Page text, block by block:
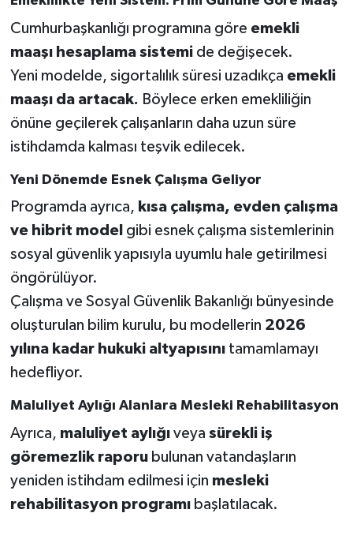
Cumhurbaşkanlığı programına göre emekli
maaşı hesaplama sistemide değişecek.
Yeni modelde, sigortalılık süresi uzadıkça emekli
maaşı da artacak. Böylece erken emekliliğin
önüne geçilerek çalışanların daha uzun süre
istihdamda kalması teşvik edilecek.
Yeni Dönemde Esnek Çalışma Geliyor
Programda ayrıca, kısa çalışma, evden çalışma
ve hibrit model gibi esnek çalışma sistemlerinin
sosyal güvenlik yapısıyla uyumlu hale getirilmesi
öngörülüyor.
Çalışma ve Sosyal Güvenlik Bakanlığı bünyesinde
oluşturulan bilim kurulu, bu modellerin 2026
yılına kadar hukuki altyapısınıtamamlamayı
hedefliyor.
Maluliyet Aylığı Alanlara Mesleki Rehabilitasyon
Ayrıca, maluliyet aylığıveya sürekli iş
göremezlik raporubulunan vatandaşların
yeniden istihdam edilmesi için mesleki
rehabilitasyon programıbaşlatılacak.